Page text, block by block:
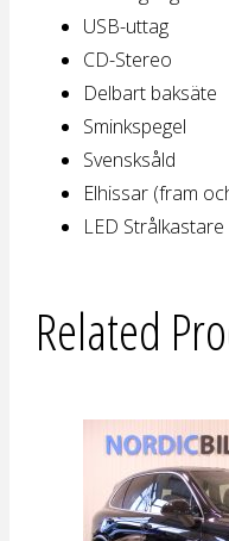
USB-uttag
CD-Stereo
Delbart baksäte
Sminkspegel
Svensksåld
Elhissar (fram
LED Strålkastare
Related